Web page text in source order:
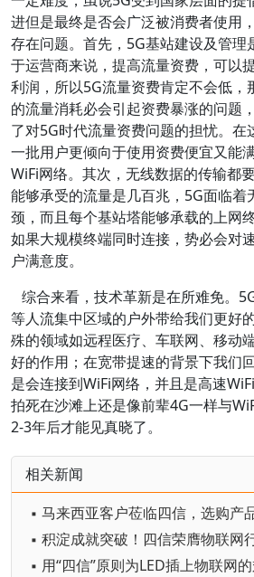
进但是最终是否会广泛被消费者使用
存在问题。首先，5G基站建设及管理
于运营商来说，提高流量资费，可以
利润，所以5G流量资费肯定不会低，
的流量消耗必会引起资费暴涨的问题
了对5G时代流量资费问题的担忧。在
一批用户更倾向于使用资费便宜又能
WiFi网络。其次，无线数据的传输都
能够承受的流量是几百兆，5G面临着
颈，而且每个基站塔能够承载的上网
如果大规模终端同时连接，势必会对
户满意度。
综合来看，技术革新是在所难免。
等人流集中区域的户外带给我们更好
殊的领域如远程医疗、车联网、移动
好的作用；在宽带提速的背景下我们
是会连接到WiFi网络，并且是高速
拍死在沙滩上还是像前辈4G一样与
2-3年后才能见真晓了。
相关新闻
▪ 马来西亚客户莅临四信，选购产
▪ 积淀成就突破！四信荣膺物联网
▪ 用“四信”原则为LED插上物联网